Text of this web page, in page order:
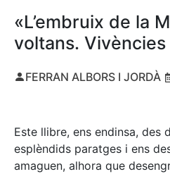
«L’embruix de la
voltans.
FERRAN ALBORS I JORDÀ
Este llibre, ens endinsa, des
esplèndids paratges i ens
amaguen, alhora que